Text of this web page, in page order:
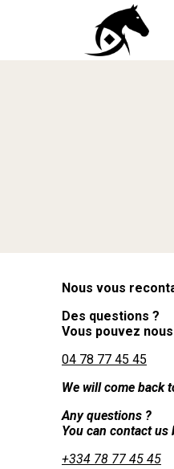
Nous vous
Des questions ?
Vous pouvez
04 78 77 45 45
We will come back
Any questions ?
You can contact us
+334 78 77 45 45